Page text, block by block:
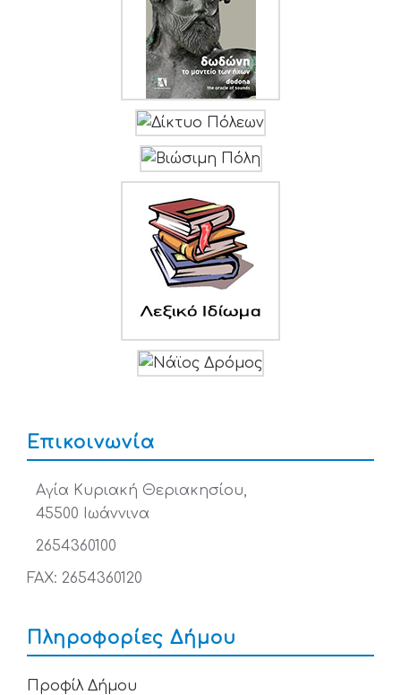
Επικοινωνία
Αγία Κυριακή Θεριακησίου,
45500 Ιωάννινα
2654360100
FAX: 2654360120
Πληροφορίες Δήμου
Προφίλ Δήμου